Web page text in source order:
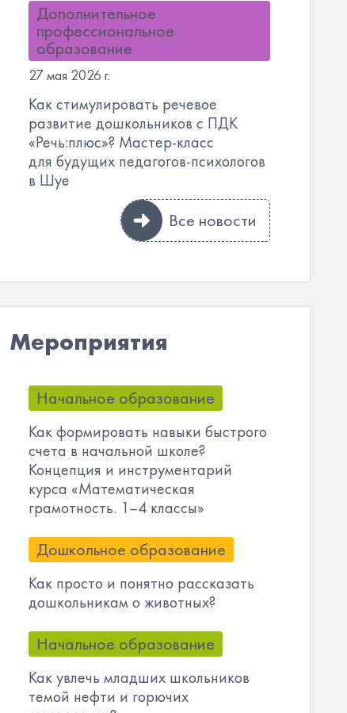
Дополнительное
профессиональное
образование
27 мая 2026 г.
Как стимулировать речевое
развитие дошкольников с ПДК
«Речь:плюс»? Мастер-класс
для будущих педагогов-психологов
в Шуе
Все новости
Мероприятия
Начальное образование
Как формировать навыки быстрого
счета в начальной школе?
Концепция и инструментарий
курса «Математическая
грамотность. 1–4 классы»
Дошкольное образование
Как просто и понятно рассказать
дошкольникам о животных?
Начальное образование
Как увлечь младших школьников
темой нефти и горючих